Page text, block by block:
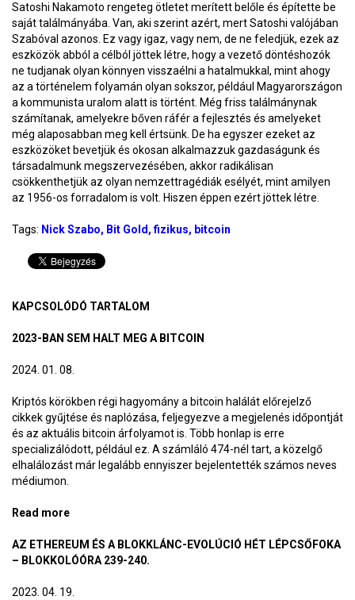
Satoshi Nakamoto rengeteg ötletet merített belőle és építette be
saját találmányába. Van, aki szerint azért, mert Satoshi valójában
Szabóval azonos. Ez vagy igaz, vagy nem, de ne feledjük, ezek az
eszközök abból a célból jöttek létre, hogy a vezető döntéshozók
ne tudjanak olyan könnyen visszaélni a hatalmukkal, mint ahogy
az a történelem folyamán olyan sokszor, például Magyarországon
a kommunista uralom alatt is történt. Még friss találmánynak
számítanak, amelyekre bőven ráfér a fejlesztés és amelyeket
még alaposabban meg kell értsünk. De ha egyszer ezeket az
eszközöket bevetjük és okosan alkalmazzuk gazdaságunk és
társadalmunk megszervezésében, akkor radikálisan
csökkenthetjük az olyan nemzettragédiák esélyét, mint amilyen
az 1956-os forradalom is volt. Hiszen éppen ezért jöttek létre.
Tags: Nick Szabo Bit Gold fizikus bitcoin
KAPCSOLÓDÓ TARTALOM
2023-BAN SEM HALT MEG A BITCOIN
2024. 01. 08.
Kriptós körökben régi hagyomány a bitcoin halálát előrejelző
cikkek gyűjtése és naplózása, feljegyezve a megjelenés időpontját
és az aktuális bitcoin árfolyamot is. Több honlap is erre
specializálódott, például ez. A számláló 474-nél tart, a közelgő
elhalálozást már legalább ennyiszer bejelentették számos neves
médiumon.
Read more
AZ ETHEREUM ÉS A BLOKKLÁNC-EVOLÚCIÓ HÉT LÉPCSŐFOKA
– BLOKKOLÓÓRA 239-240.
2023. 04. 19.